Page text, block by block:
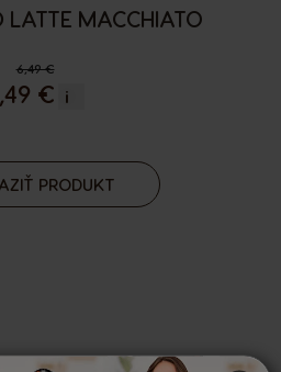
LATTE MACCHIATO
6,49 €
€ i
PRODUKT